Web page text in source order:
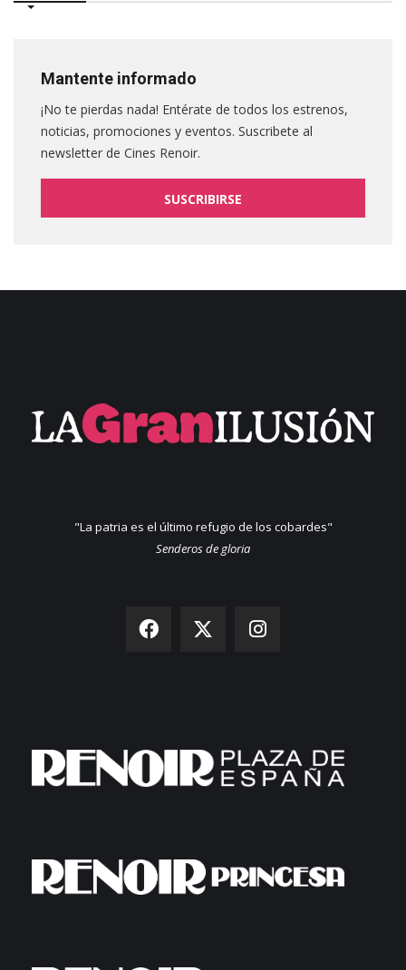
Mantente informado
¡No te pierdas nada! Entérate de todos los estrenos,
noticias, promociones y eventos. Suscribete al
newsletter de Cines Renoir.
SUSCRIBIRSE
"La patria es el último refugio de los cobardes"
Senderos de gloria